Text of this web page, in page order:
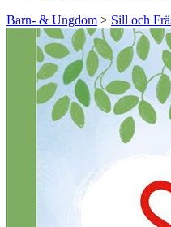
Barn- & Ungdom > Sill och